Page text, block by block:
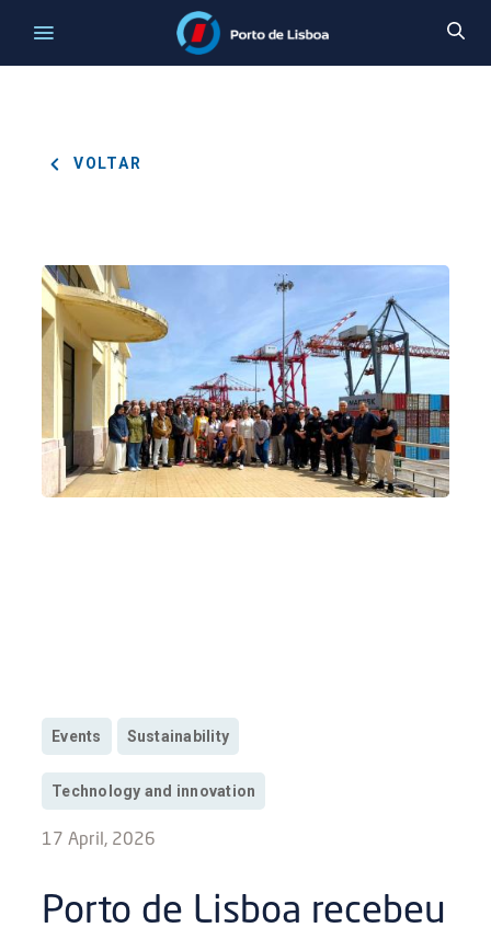
VOLTAR
Events Sustainability
Technology and innovation
17 April, 2026
Porto de Lisboa recebeu